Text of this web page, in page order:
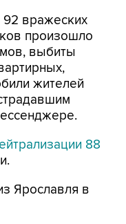
вражеских
произошло
выбиты
жителей
88
Ярославля в